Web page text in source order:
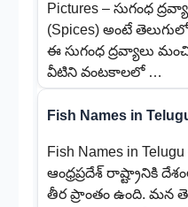
Pictures – సుగంధ
(Spices) అంటే తెలుగులో
ఈ సుగంధ ద్రవ్యాలు
వీటిని వంటకాలలో …
Fish Names in
Fish Names in
ఆంధ్రప్రదేశ్ రాష్ట్రానికి
తీర ప్రాంతం ఉంది. మన